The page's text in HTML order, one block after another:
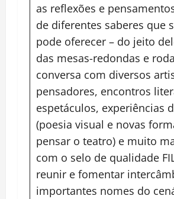
as reflexões e
de diferentes saberes que
pode oferecer – do jeito
das mesas-redondas e
conversa com diversos
pensadores, encontros
espetáculos, experiências
(poesia visual e novas
pensar o teatro) e muito
com o selo de qualidade
reunir e fomentar
importantes nomes do